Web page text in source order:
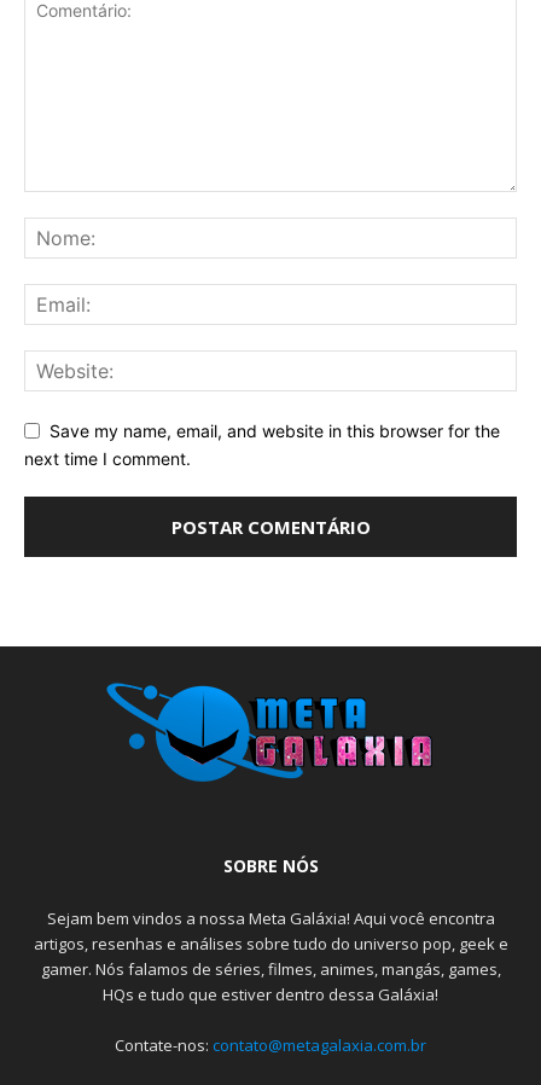
Save my name, email, and website in this browser for the
next time I comment.
SOBRE NÓS
Sejam bem vindos a nossa Meta Galáxia! Aqui você encontra
artigos, resenhas e análises sobre tudo do universo pop, geek e
gamer. Nós falamos de séries, filmes, animes, mangás, games,
HQs e tudo que estiver dentro dessa Galáxia!
Contate-nos: contato@metagalaxia.com.br